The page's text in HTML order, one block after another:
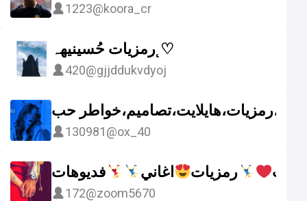
1223@koora_cr
رمزيات حُسينيهہ˛♡
420@gjjddukvdyoj
حب
130981@ox_40
رمزيات اغاني فديوهات
172@zoom5670